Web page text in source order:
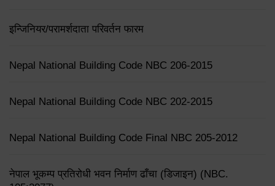
इन्जिनियर/परामर्शदाता परिवर्तन फारम
Nepal National Building Code NBC 206-2015
Nepal National Building Code NBC 202-2015
Nepal National Building Code Final NBC 205-2012
नेपाल भूकम्प प्रतिरोधी भवन निर्माण ढाँचा (डिजाइन) (NBC.